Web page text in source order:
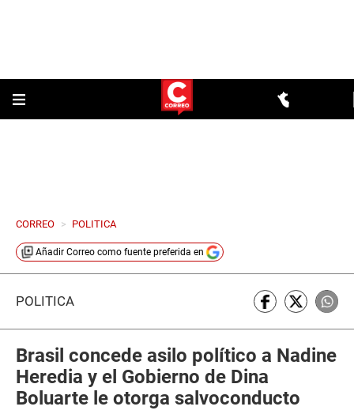
CORREO > POLITICA
Añadir Correo como fuente preferida en
POLÍTICA
Brasil concede asilo político a Nadine
Heredia y el Gobierno de Dina
Boluarte le otorga salvoconducto